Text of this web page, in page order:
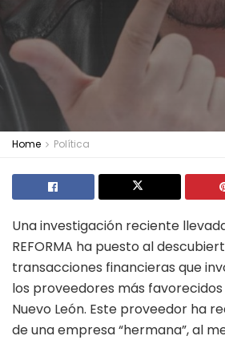
Home Política
Una investigación reciente
REFORMA ha puesto al
transacciones financieras que
los proveedores más
Nuevo León. Este proveedor ha
de una empresa “hermana”, al